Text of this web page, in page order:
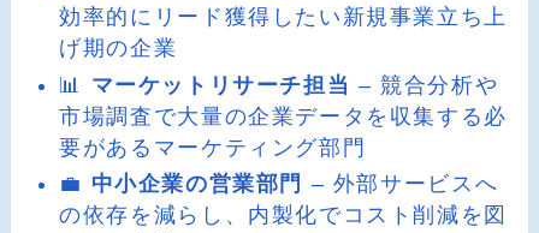
効率的にリード獲得したい新規事業立ち上
げ期の企業
📊 マーケットリサーチ担当 – 競合分析や
市場調査で大量の企業データを収集する必
要があるマーケティング部門
💼 中小企業の営業部門 – 外部サービスへ
の依存を減らし、内製化でコスト削減を図